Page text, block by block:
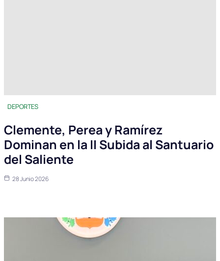
DEPORTES
Clemente, Perea y Ramírez
Dominan en la II Subida al Santuario
del Saliente
28 Junio 2026